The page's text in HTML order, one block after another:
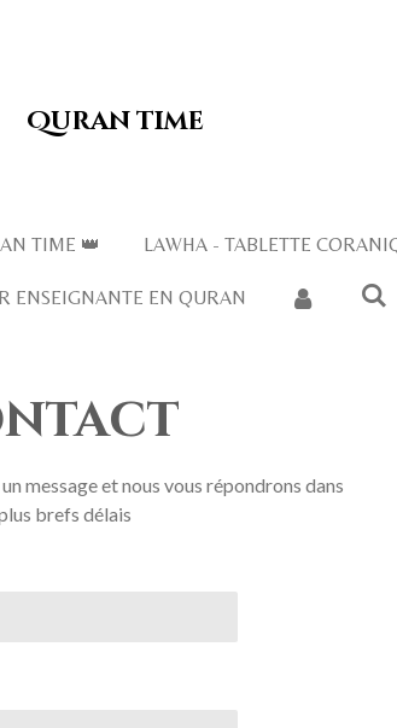
Quran time
TIME 👑 LAWHA - TABLETTE
ENSEIGNANTE EN QURAN
message et nous vous répondrons dans
brefs délais